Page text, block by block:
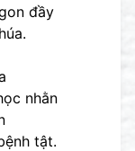
đầy
nhằn
tật.